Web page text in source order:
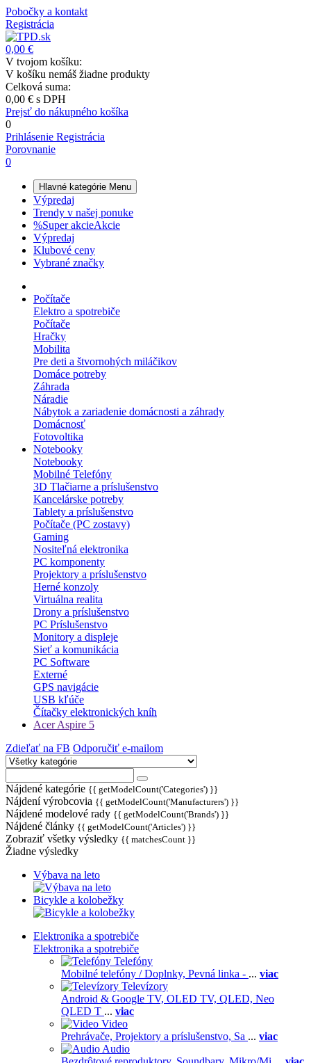
Pobočky a kontakt
Registrácia
0,00 €
V tvojom košíku:
V košíku nemáš žiadne produkty
Celková suma:
0,00 € s DPH
Prejsť do nákupného košíka
0
Prihlásenie Registrácia
Porovnanie
0
Hlavné kategórie Menu
Výpredaj
Trendy v našej ponuke
%Super akcieAkcie
Výpredaj
Klubové ceny
Vybrané značky
Počítače
Elektro a spotrebiče
Počítače
Hračky
Mobilita
Pre deti a štvornohých miláčikov
Domáce potreby
Záhrada
Náradie
Nábytok a zariadenie domácnosti a záhrady
Domácnosť
Fotovoltika
Notebooky
Notebooky
Mobilné Telefóny
3D Tlačiarne a príslušenstvo
Kancelárske potreby
Tablety a príslušenstvo
Počítače (PC zostavy)
Gaming
Nositeľná elektronika
PC komponenty
Projektory a príslušenstvo
Herné konzoly
Virtuálna realita
Drony a príslušenstvo
PC Príslušenstvo
Monitory a displeje
Sieť a komunikácia
PC Software
Externé
GPS navigácie
USB kľúče
Čítačky elektronických kníh
Acer Aspire 5
Zdieľať na FB Odporučiť e-mailom
Nájdené kategórie {{ getModelCount('Categories') }}
Nájdení výrobcovia {{ getModelCount('Manufacturers') }}
Nájdené modelové rady {{ getModelCount('Brands') }}
Nájdené články {{ getModelCount('Articles') }}
Zobraziť všetky výsledky {{ matchesCount }}
Žiadne výsledky
Výbava na leto
Bicykle a kolobežky
Elektronika a spotrebiče
Elektronika a spotrebiče
Telefóny
Mobilné telefóny / Doplnky, Pevná linka - ... viac
Televízory
Android & Google TV, OLED TV, QLED, Neo
QLED T ... viac
Video
Prehrávače, Projektory a príslušenstvo, Sa ... viac
Audio